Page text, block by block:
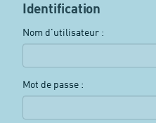
Identification
Nom d'utilisateur :
Mot de passe :